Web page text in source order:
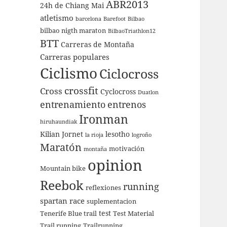
24h de Chiang Mai ABR2013
atletismo barcelona Barefoot Bilbao
bilbao nigth maraton BilbaoTriathlon12
BTT Carreras de Montaña
Carreras populares
CiclismoCiclocross
Cross crossfit Cyclocross Duatlon
entrenamiento entrenos
hiruhaundiak Ironman
Kilian Jornet la rioja lesotho logroño
Maratón montaña motivación
Mountain bike opinion
Reebok reflexiones running
spartan race suplementacion
Tenerife Blue trail test Test Material